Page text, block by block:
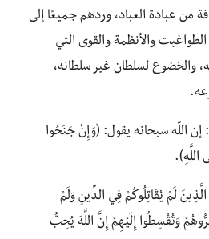
من عبادة العباد، وردهم جميعًا إلى
والأنظمة والقوى التي
والخضوع لسلطان غير سلطانه،
إن اللّه سبحانه يقول: (وَإِنْ جَنَحُوا
اللَّهِ).
لَمْ يُقَاتِلُوكُمْ فِي الدِّينِ وَلَمْ
وَتُقْسِطُوا إِلَيْهِمْ إِنَّ اللَّهَ يُحِبُّ